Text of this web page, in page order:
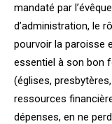
mandaté par
d’administration, le
pourvoir la paroisse
essentiel à son bon
(églises,
ressources
dépenses, en ne